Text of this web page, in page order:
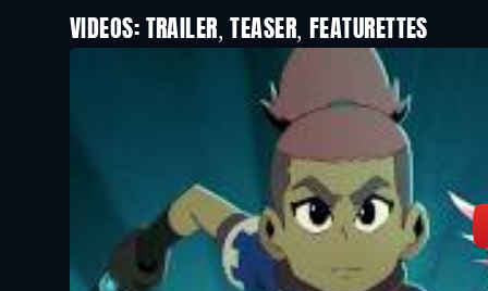
VIDEOS: TRAILER, TEASER, FEATURETTES